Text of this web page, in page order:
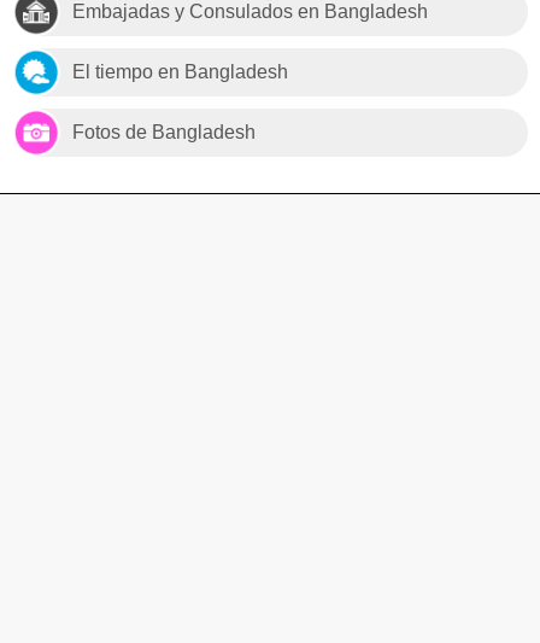
Embajadas y Consulados en Bangladesh
El tiempo en Bangladesh
Fotos de Bangladesh